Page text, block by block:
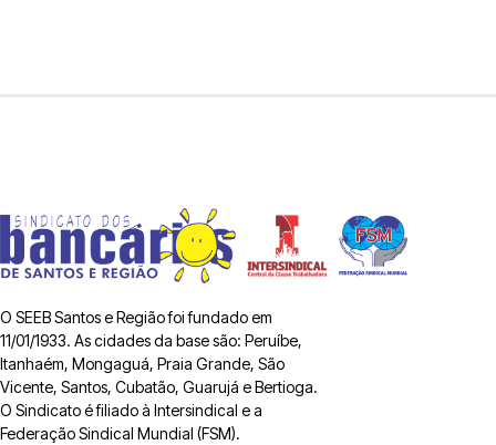
O SEEB Santos e Região foi fundado em
11/01/1933. As cidades da base são: Peruíbe,
Itanhaém, Mongaguá, Praia Grande, São
Vicente, Santos, Cubatão, Guarujá e Bertioga.
O Sindicato é filiado à Intersindical e a
Federação Sindical Mundial (FSM).